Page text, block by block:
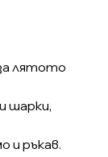
лятото
шарки,
и ръкав.